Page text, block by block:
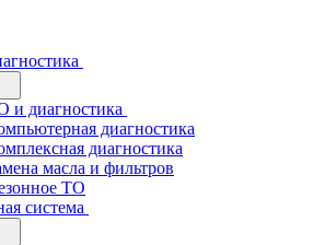
и диагностика
диагностика
диагностика
масла и фильтров
ТО
система